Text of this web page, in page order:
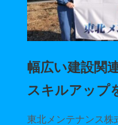
幅広い建設関
スキルアップ
東北メンテナンス株